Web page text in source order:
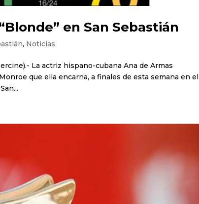
en San Sebastián
, Noticias
La actriz hispano-cubana Ana de Armas
que ella encarna, a finales de esta semana en el